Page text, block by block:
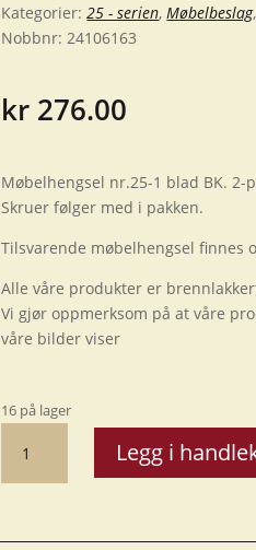
Kategorier:25 - serien,Møbelbeslag
Nobbnr: 24106163
kr 276.00
Møbelhengsel nr.25-1 blad BK. 2-
Skruer følger med i pakken.
Tilsvarende møbelhengsel finnes
Alle våre produkter er
Vi gjør oppmerksom på at våre
våre bilder viser
16 på lager
Møbelhengsel
25-
Legg i